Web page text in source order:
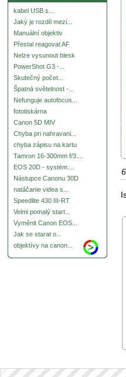
kabel USB s...
Jaký je rozdíl mezi...
Manuální objektiv
Přestal reagovat AF
Nelze vysunout blesk
PowerShot G3 -...
Skutečný počet...
Špatná světelnost -...
Nefunguje autofocus...
fototiskárna
Canon 5D MIV
Chyba pri nahravani...
chyba zápisu na kartu
Tamron 16-300mm f/3....
EOS 20D - systém....
Nástupce Canonu 30D
natáčanie videa s...
Speedlite 430 III-RT
Velmi pomalý start...
Vyměnit Canon EOS...
Jak se starat o...
objektívy na canon...
6